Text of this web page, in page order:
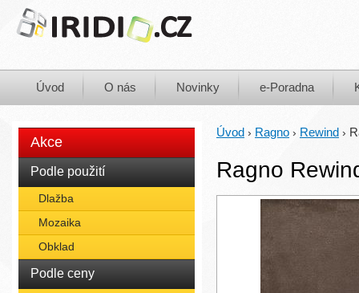
Úvod O nás Novinky e-Poradna
Akce
Podle použití
Dlažba
Mozaika
Obklad
Podle ceny
Úvod › Ragno › Rewind ›
Ragno